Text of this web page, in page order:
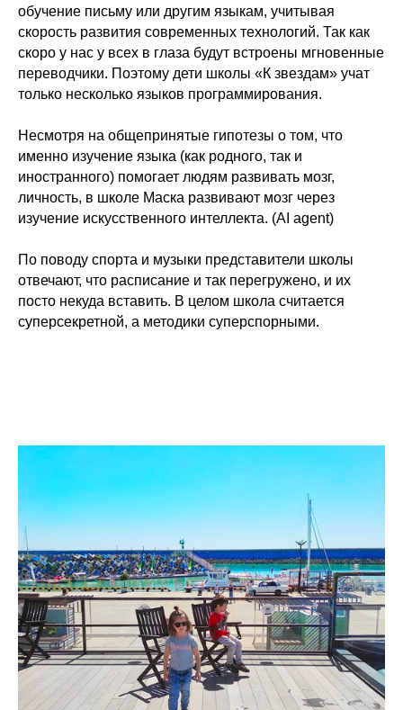
обучение письму или другим языкам, учитывая
скорость развития современных технологий. Так как
скоро у нас у всех в глаза будут встроены мгновенные
переводчики. Поэтому дети школы «К звездам» учат
только несколько языков программирования.
Несмотря на общепринятые гипотезы о том, что
именно изучение языка (как родного, так и
иностранного) помогает людям развивать мозг,
личность, в школе Маска развивают мозг через
изучение искусственного интеллекта. (AI agent)
По поводу спорта и музыки представители школы
отвечают, что расписание и так перегружено, и их
посто некуда вставить. В целом школа считается
суперсекретной, а методики суперспорными.